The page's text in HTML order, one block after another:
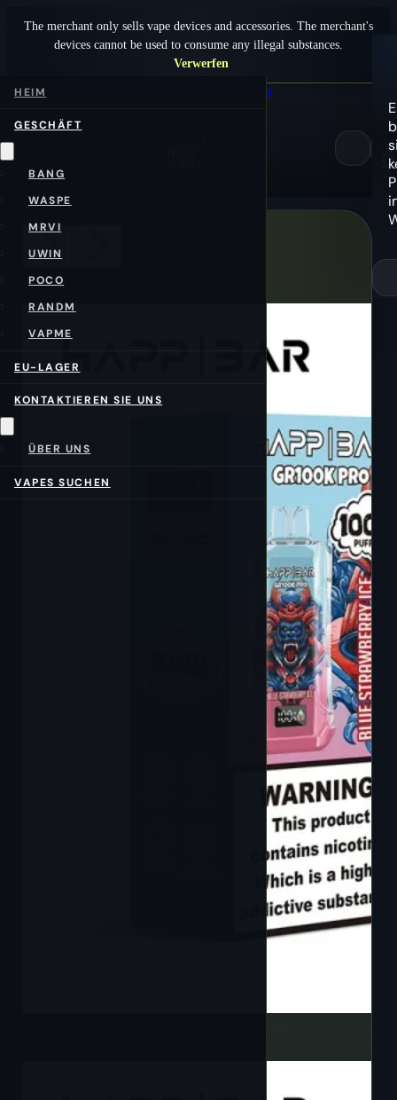
The merchant only sells vape devices and accessories. The merchant's
devices cannot be used to consume any illegal substances.
Verwerfen
Zum Hauptinhalt springen Zum Footer springen
HEIM
GESCHÄFT
BANG
WASPE
MRVI
UWIN
POCO
RANDM
VAPME
EU-LAGER
KONTAKTIEREN SIE UNS
ÜBER UNS
VAPES SUCHEN
0